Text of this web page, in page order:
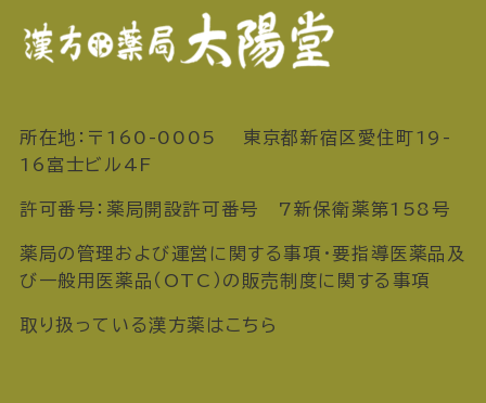
所在地：〒160-0005 東京都新宿区愛住町19-
16富士ビル4F
許可番号：薬局開設許可番号 7新保衛薬第158号
薬局の管理および運営に関する事項・要指導医薬品及
び一般用医薬品（OTC）の販売制度に関する事項
取り扱っている漢方薬はこちら